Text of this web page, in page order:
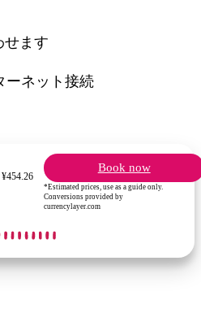
せます
ーネット接続
Book now
*Estimated prices, use as a guide only.
Conversions provided by
currencylayer.com